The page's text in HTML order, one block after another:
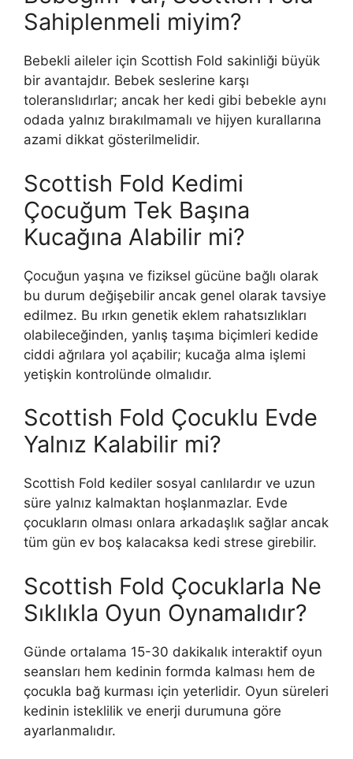
Sahiplenmeli miyim?
Bebekli aileler için Scottish Fold sakinliği büyük
bir avantajdır. Bebek seslerine karşı
toleranslıdırlar; ancak her kedi gibi bebekle aynı
odada yalnız bırakılmamalı ve hijyen kurallarına
azami dikkat gösterilmelidir.
Scottish Fold Kedimi
Çocuğum Tek Başına
Kucağına Alabilir mi?
Çocuğun yaşına ve fiziksel gücüne bağlı olarak
bu durum değişebilir ancak genel olarak tavsiye
edilmez. Bu ırkın genetik eklem rahatsızlıkları
olabileceğinden, yanlış taşıma biçimleri kedide
ciddi ağrılara yol açabilir; kucağa alma işlemi
yetişkin kontrolünde olmalıdır.
Scottish Fold Çocuklu Evde
Yalnız Kalabilir mi?
Scottish Fold kediler sosyal canlılardır ve uzun
süre yalnız kalmaktan hoşlanmazlar. Evde
çocukların olması onlara arkadaşlık sağlar ancak
tüm gün ev boş kalacaksa kedi strese girebilir.
Scottish Fold Çocuklarla Ne
Sıklıkla Oyun Oynamalıdır?
Günde ortalama 15-30 dakikalık interaktif oyun
seansları hem kedinin formda kalması hem de
çocukla bağ kurması için yeterlidir. Oyun süreleri
kedinin isteklilik ve enerji durumuna göre
ayarlanmalıdır.